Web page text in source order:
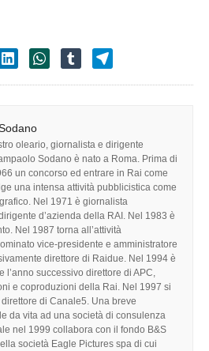
oleario, giornalista e dirigente
Sodano è nato a Roma. Prima di
un concorso ed entrare in Rai come
una intensa attività pubblicistica come
Nel 1971 è giornalista
d’azienda della RAI. Nel 1983 è
Nel 1987 torna all’attività
vice-presidente e amministratore
direttore di Raidue. Nel 1994 è
l’anno successivo direttore di APC,
e coproduzioni della Rai. Nel 1997 si
di Canale5. Una breve
da vita ad una società di consulenza
nel 1999 collabora con il fondo B&S
società Eagle Pictures spa di cui